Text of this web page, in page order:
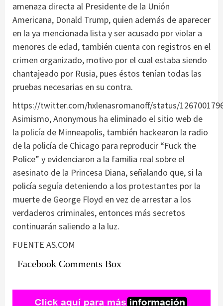
amenaza directa al Presidente de la Unión
Americana, Donald Trump, quien además de aparecer
en la ya mencionada lista y ser acusado por violar a
menores de edad, también cuenta con registros en el
crimen organizado, motivo por el cual estaba siendo
chantajeado por Rusia, pues éstos tenían todas las
pruebas necesarias en su contra.
https://twitter.com/hxlenasromanoff/status/
Asimismo, Anonymous ha eliminado el sitio web de
la policía de Minneapolis, también hackearon la radio
de la policía de Chicago para reproducir “Fuck the
Police” y evidenciaron a la familia real sobre el
asesinato de la Princesa Diana, señalando que, si la
policía seguía deteniendo a los protestantes por la
muerte de George Floyd en vez de arrestar a los
verdaderos criminales, entonces más secretos
continuarán saliendo a la luz.
FUENTE AS.COM
Facebook Comments Box